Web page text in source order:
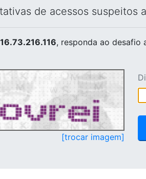
de acessos suspeitos
, responda ao desafio
[trocar imagem]